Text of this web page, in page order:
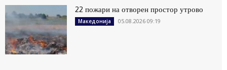
22 пожари на отворен простор утрово
Македонија 05.08.2026 09:19